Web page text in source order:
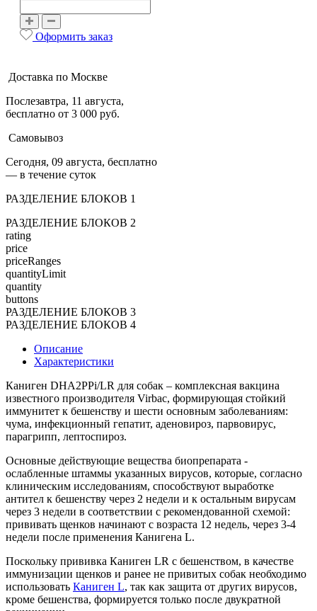
Оформить заказ
Доставка по Москве
Послезавтра, 11 августа,
бесплатно от 3 000 руб.
Самовывоз
Сегодня, 09 августа, бесплатно
— в течение суток
РАЗДЕЛЕНИЕ БЛОКОВ 1
РАЗДЕЛЕНИЕ БЛОКОВ 2
rating
price
priceRanges
quantityLimit
quantity
buttons
РАЗДЕЛЕНИЕ БЛОКОВ 3
РАЗДЕЛЕНИЕ БЛОКОВ 4
Описание
Характеристики
Каниген DHA2PPi/LR для собак – комплексная вакцина
известного производителя Virbac, формирующая стойкий
иммунитет к бешенству и шести основным заболеваниям:
чума, инфекционный гепатит, аденовироз, парвовирус,
парагрипп, лептоспироз.
Основные действующие вещества биопрепарата -
ослабленные штаммы указанных вирусов, которые, согласно
клиническим исследованиям, способствуют выработке
антител к бешенству через 2 недели и к остальным вирусам
через 3 недели в соответствии с рекомендованной схемой:
прививать щенков начинают с возраста 12 недель, через 3-4
недели после применения Канигена L.
Поскольку прививка Каниген LR с бешенством, в качестве
иммунизации щенков и ранее не привитых собак необходимо
использовать Каниген L, так как защита от других вирусов,
кроме бешенства, формируется только после двукратной